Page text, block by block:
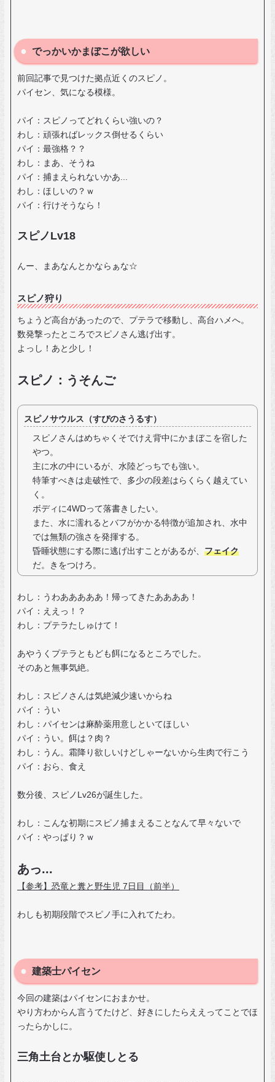
でっかいかまぼこが欲しい
前回記事で見つけた拠点近くのスピノ。
パイセン、気になる模様。
パイ：スピノってどれくらい強いの？
わし：頑張ればレックス倒せるくらい
パイ：最強格？？
わし：まあ、そうね
パイ：捕まえられないかあ...
わし：ほしいの？ｗ
パイ：行けそうなら！
スピノLv18
んー、まあなんとかならぁな☆
スピノ狩り
ちょうど高台があったので、プテラで移動し、高台ハメへ。
数発撃ったところでスピノさん逃げ出す。
よっし！あと少し！
スピノ：うそんご
スピノサウルス（すぴのさうるす）
スピノさんはめちゃくそでけえ背中にかまぼこを宿した
やつ。
主に水の中にいるが、水陸どっちでも強い。
特筆すべきは走破性で、多少の段差はらくらく越えてい
く。
ボディに4WDって落書きしたい。
また、水に濡れるとバフがかかる特徴が追加され、水中
では無類の強さを発揮する。
昏睡状態にする際に逃げ出すことがあるが、 フェイク
だ。きをつけろ。
わし：うわあああああ！帰ってきたああああ！
パイ：ええっ！？
わし：プテラたしゅけて！
あやうくプテラともども餌になるところでした。
そのあと無事気絶。
わし：スピノさんは気絶減少速いからね
パイ：うい
わし：パイセンは麻酔薬用意しといてほしい
パイ：うい。餌は？肉？
わし：うん。霜降り欲しいけどしゃーないから生肉で行こう
パイ：おら、食え
数分後、スピノLv26が誕生した。
わし：こんな初期にスピノ捕まえることなんて早々ないで
パイ：やっぱり？ｗ
あっ...
【参考】恐竜と糞と野生児 7日目（前半）
わしも初期段階でスピノ手に入れてたわ。
建築士パイセン
今回の建築はパイセンにおまかせ。
やり方わからん言うてたけど、好きにしたらええってことでほ
ったらかしに。
三角土台とか駆使しとる